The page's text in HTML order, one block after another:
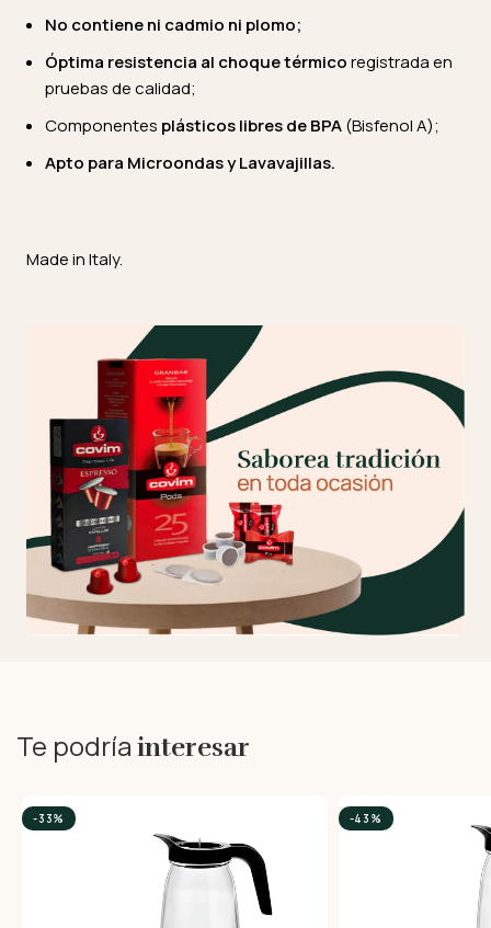
No contiene ni cadmio ni plomo;
Óptima resistencia al choque térmicoregistrada en
pruebas de calidad;
Componentes plásticoslibres de BPA(Bisfenol A);
Apto para Microondas y Lavavajillas.
Made in Italy.
Te podría interesar
-33% -43%